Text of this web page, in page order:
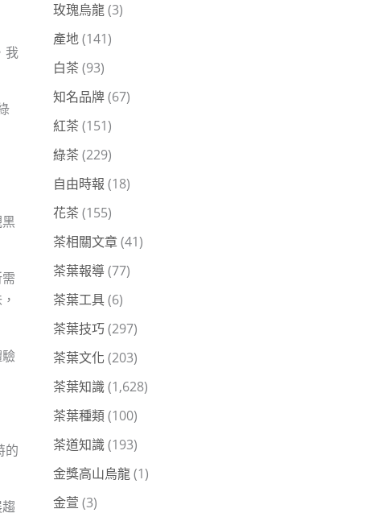
我
的
玫瑰烏龍(3)
產地(141)
白茶 (93)
知名品牌(67)
紅茶 (151)
綠茶 (229)
自由時報 (18)
花茶 (155)
茶相關文章(41)
茶葉報導(77)
茶葉工具(6)
茶葉技巧(297)
茶葉文化 (203)
茶葉知識(1,628)
茶葉種類(100)
茶道知識(193)
金獎高山烏龍(1)
金萱 (3)